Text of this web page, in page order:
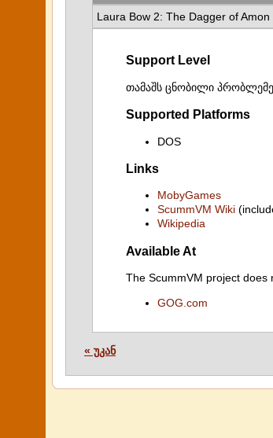
Laura Bow 2: The Dagger of Amon
Support Level
თამაშს ცნობილი
Supported Platforms
DOS
Links
MobyGames
ScummVM Wiki
Wikipedia
Available At
The ScummVM project does
GOG.com
« უკან